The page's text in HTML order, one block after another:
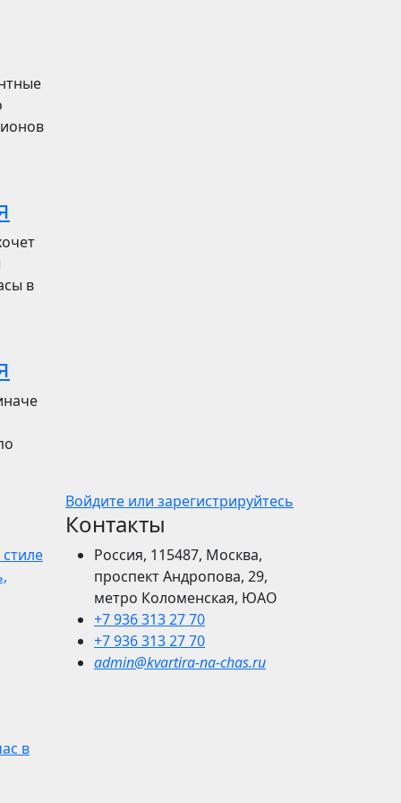
в
в
Войдите или зарегистрируйтесь
Контакты
Россия, 115487, Москва,
проспект Андропова, 29,
метро Коломенская, ЮАО
+7 936 313 27 70
+7 936 313 27 70
admin@kvartira-na-chas.ru